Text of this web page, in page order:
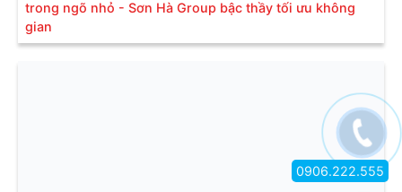
trong ngõ nhỏ - Sơn Hà Group bậc thầy tối ưu không
gian
0906.222.555